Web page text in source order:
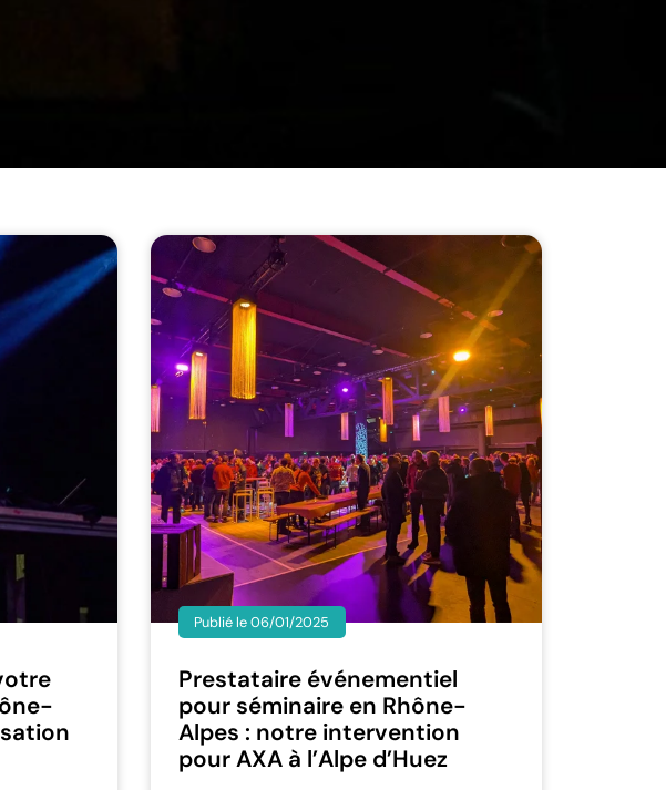
Publié le 06/01/2025
Prestataire événementiel
pour séminaire en Rhône-
Alpes : notre intervention
pour AXA à l’Alpe d’Huez